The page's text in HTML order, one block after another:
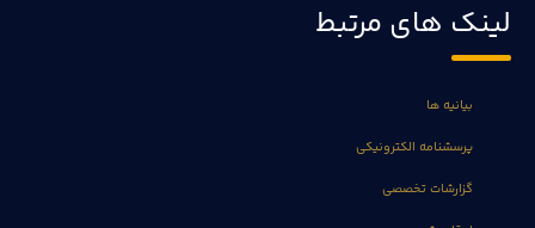
لینک های مرتبط
بیانیه ها
پرسشنامه الکترونیکی
گزارشات تخصصی